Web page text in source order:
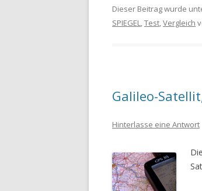
Dieser Beitrag wurde
SPIEGEL,Test,Vergleich
Galileo-
Hinterlasse eine Antwort